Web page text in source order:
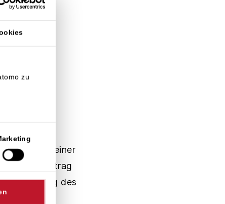
zu
Runte in seiner
seinen Vertrag
des